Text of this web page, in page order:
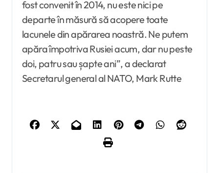
fost convenit în 2014, nu este nici pe
departe în măsură să acopere toate
lacunele din apărarea noastră. Ne putem
apăra împotriva Rusiei acum, dar nu peste
doi, patru sau șapte ani”, a declarat
Secretarul general al NATO, Mark Rutte